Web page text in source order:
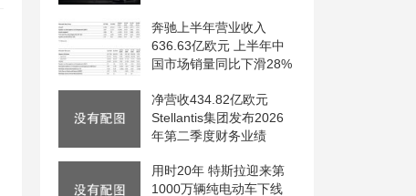
奔驰上半年营业收入
636.63亿欧元 上半年中
国市场销量同比下滑28%
净营收434.82亿欧元
Stellantis集团发布2026
年第二季度财务业绩
用时20年 特斯拉迎来第
1000万辆纯电动车下线